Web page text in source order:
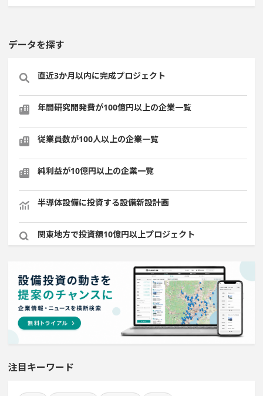
データを探す
直近3か月以内に完成プロジェクト
年間研究開発費が100億円以上の企業一覧
従業員数が100人以上の企業一覧
純利益が10億円以上の企業一覧
半導体設備に投資する設備新設計画
関東地方で投資額10億円以上プロジェクト
既に100億円以上の支払いが終了した設備新設計画
九州地方で投資額10億円以上プロジェクト
直近3か月以内に着手する設備新設計画
直近3か月以内に稼働プロジェクト
自動車関連工場のプロジェクト
注目キーワード